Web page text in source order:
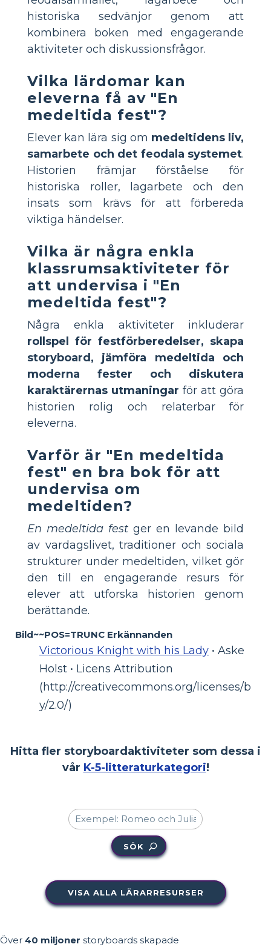
historiska sedvänjor genom att
kombinera boken med engagerande
aktiviteter och diskussionsfrågor.
Vilka lärdomar kan
eleverna få av "En
medeltida fest"?
Elever kan lära sig om medeltidens liv,
samarbete och det feodala systemet.
Historien främjar förståelse för
historiska roller, lagarbete och den
insats som krävs för att förbereda
viktiga händelser.
Vilka är några enkla
klassrumsaktiviteter för
att undervisa i "En
medeltida fest"?
Några enkla aktiviteter inkluderar
rollspel för festförberedelser, skapa
storyboard, jämföra medeltida och
moderna fester och diskutera
karaktärernas utmaningar för att göra
historien rolig och relaterbar för
eleverna.
Varför är "En medeltida
fest" en bra bok för att
undervisa om
medeltiden?
En medeltida fest ger en levande bild
av vardagslivet, traditioner och sociala
strukturer under medeltiden, vilket gör
den till en engagerande resurs för
elever att utforska historien genom
berättande.
Bild~~POS=TRUNC Erkännanden
Victorious Knight with his Lady • Aske
Holst • Licens Attribution
(http://creativecommons.org/licenses/b
y/2.0/)
Hitta fler storyboardaktiviteter som dessa i
vår K-5-litteraturkategori!
SÖK
VISA ALLA LÄRARRESURSER
Över 40 miljoner storyboards skapade